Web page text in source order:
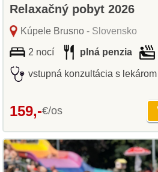
Relaxačný pobyt 2026
Kúpele Brusno- Slovensko
2 nocí plná penzia
vstupná konzultácia s lekárom
159,-€/os